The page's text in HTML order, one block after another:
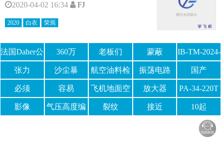
2020-04-02 16:34
FJ
2020 白衣 荣焉
法国Daher公
司
360万 老板们 蒙蔽 IB-TM-2024-
01
张力 沙尘暴 航空油料检
测
振荡电路 国产
必须 容易 飞机地面空
调
放大器 PA-34-220T
影像 气压高度编 裂纹 接近 10起